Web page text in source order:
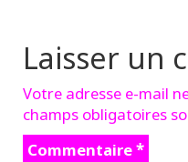
Laisser un
Votre adresse e-mail
champs obligatoires
Commentaire*